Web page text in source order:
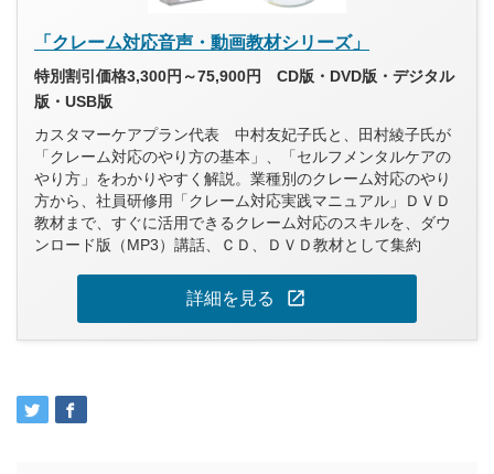
「クレーム対応音声・動画教材シリーズ」
特別割引価格3,300円～75,900円 CD版・DVD版・デジタル
版・USB版
カスタマーケアプラン代表 中村友妃子氏と、田村綾子氏が
「クレーム対応のやり方の基本」、「セルフメンタルケアの
やり方」をわかりやすく解説。業種別のクレーム対応のやり
方から、社員研修用「クレーム対応実践マニュアル」ＤＶＤ
教材まで、すぐに活用できるクレーム対応のスキルを、ダウ
ンロード版（MP3）講話、ＣＤ、ＤＶＤ教材として集約
詳細を見る open_in_new